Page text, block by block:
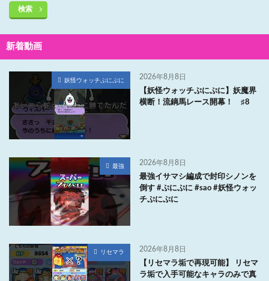
検索
新着動画
妖怪ウォッチぷにぷに 2026年8月8日
【妖怪ウォッチぷにぷに】妖魔界
横断！流鏑馬レース開幕！ ♯8
最強 2026年8月8日
最強イサマシ編成で封印シノンを
倒す #ぷにぷに #sao #妖怪ウォッ
チぷにぷに
リセマラ 2026年8月8日
【リセマラ垢で再現可能】 リセマ
ラ垢で入手可能なキャラのみで真